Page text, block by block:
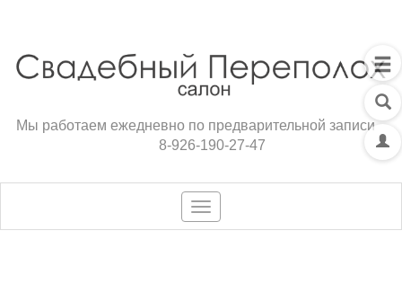
Мы работаем ежедневно по предварительной записи
8-926-190-27-47
Toggle
navigation